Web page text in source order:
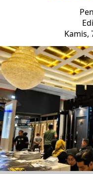
Kamis,